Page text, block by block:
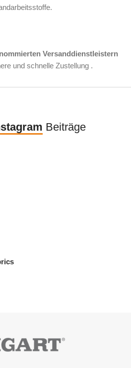
Versanddienstleistern
und schnelle Zustellung .
Beiträge